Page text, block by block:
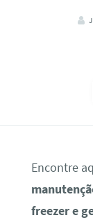
Encontre
freezer e